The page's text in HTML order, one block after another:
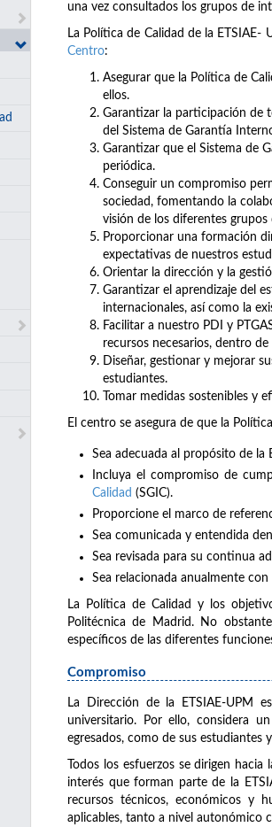
una vez consultados los grupos de
La Política de Calidad de la ETSIAE-
Centro:
Asegurar que la Política de
ellos.
Garantizar la participación de
del Sistema de Garantía
Garantizar que el Sistema de
periódica.
Conseguir un compromiso
sociedad, fomentando la
visión de los diferentes
Proporcionar una formación
expectativas de nuestros
Orientar la dirección y la
Garantizar el aprendizaje del
internacionales, así como la
Facilitar a nuestro PDI y
recursos necesarios, dentro
Diseñar, gestionar y mejorar
estudiantes.
Tomar medidas sostenibles y
El centro se asegura de que la
Sea adecuada al propósito de la
Incluya el compromiso de
Calidad (SGIC).
Proporcione el marco de
Sea comunicada y entendida
Sea revisada para su continua
Sea relacionada anualmente
La Política de Calidad y los
Politécnica de Madrid. No
específicos de las diferentes
Compromiso
La Dirección de la ETSIAE-UPM
universitario. Por ello, considera
egresados, como de sus estudiantes
Todos los esfuerzos se dirigen
interés que forman parte de la
recursos técnicos, económicos y
aplicables, tanto a nivel autonómico